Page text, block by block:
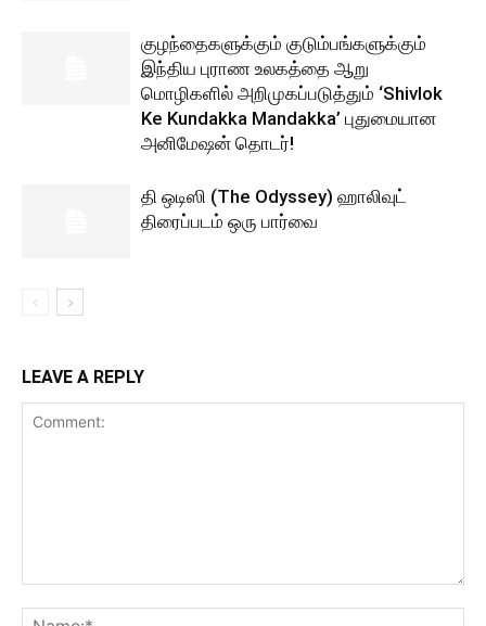
குழந்தைகளுக்கும் குடும்பங்களுக்கும்
இந்திய புராண உலகத்தை ஆறு
மொழிகளில் அறிமுகப்படுத்தும் ‘Shivlok
Ke Kundakka Mandakka’ புதுமையான
அனிமேஷன் தொடர்!
தி ஒடிஸி (The Odyssey) ஹாலிவுட்
திரைப்படம் ஒரு பார்வை
LEAVE A REPLY